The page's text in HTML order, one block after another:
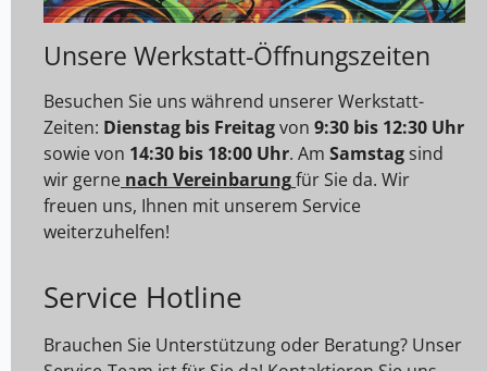
Unsere Werkstatt-Öffnungszeiten
Besuchen Sie uns während unserer Werkstatt-
Zeiten: Dienstag bis Freitagvon 9:30 bis 12:30 Uhr
sowie von 14:30 bis 18:00 Uhr. Am Samstag sind
wir gerne nach Vereinbarungfür Sie da. Wir
freuen uns, Ihnen mit unserem Service
weiterzuhelfen!
Service Hotline
Brauchen Sie Unterstützung oder Beratung? Unser